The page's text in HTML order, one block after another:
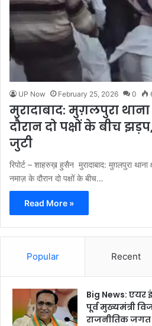
UP Now February 25, 2026 0
मुरादाबाद: मुग़लपुरा थाना
दौरान दो पक्षों के बीच
जुटी
रिपोर्ट – शाहरुख़ हुसैन मुरादाबाद: मुग़लपुरा थाना
नमाज़ के दौरान दो पक्षों के बीच…
Read More »
Popular Recent
Big News: एयर
पूर्व मुख्यमंत्री
राजनीतिक